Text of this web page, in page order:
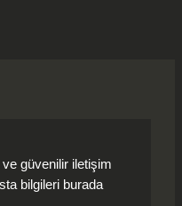
ve güvenilir iletişim
bilgileri burada